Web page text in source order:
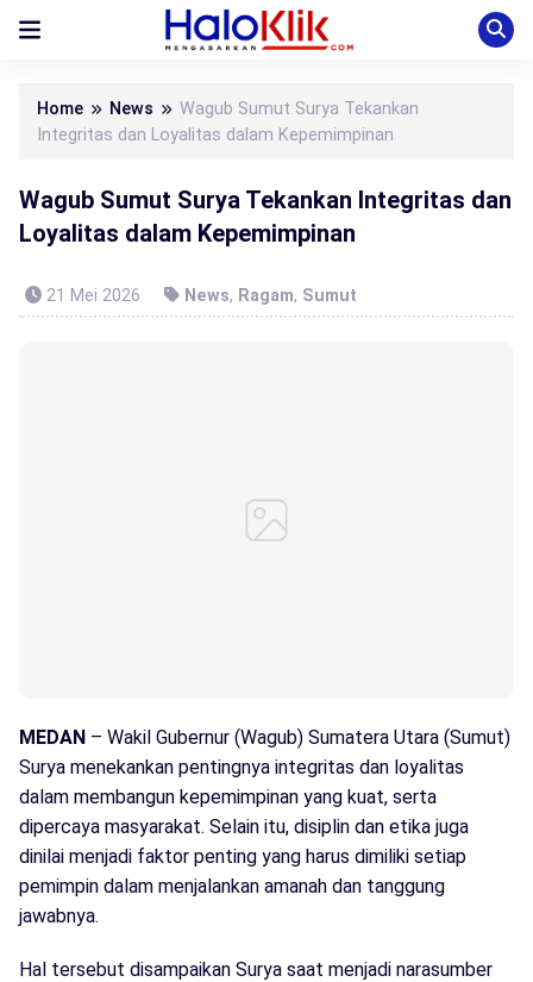
Home News
Wagub Sumut Surya Tekankan
Integritas dan Loyalitas dalam Kepemimpinan
Wagub Sumut Surya Tekankan Integritas dan
Loyalitas dalam Kepemimpinan
21 Mei 2026 News, Ragam, Sumut
MEDAN – Wakil Gubernur (Wagub) Sumatera Utara (Sumut)
Surya menekankan pentingnya integritas dan loyalitas
dalam membangun kepemimpinan yang kuat, serta
dipercaya masyarakat. Selain itu, disiplin dan etika juga
dinilai menjadi faktor penting yang harus dimiliki setiap
pemimpin dalam menjalankan amanah dan tanggung
jawabnya.
Hal tersebut disampaikan Surya saat menjadi narasumber